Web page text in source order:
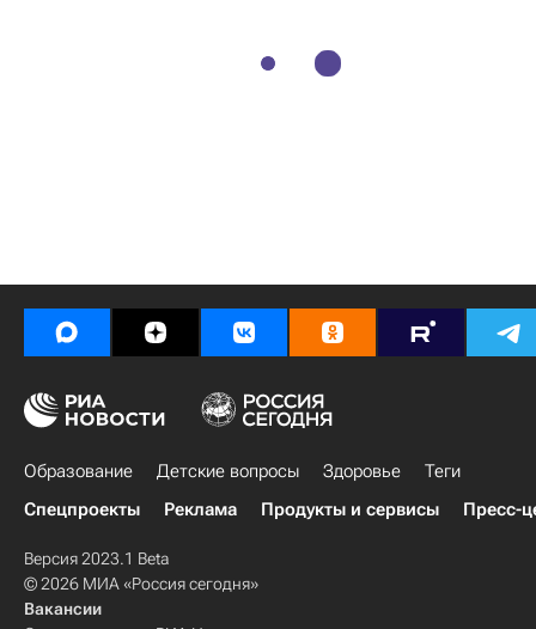
Образование Детские вопросы Здоровье
Теги
Спецпроекты
Реклама Продукты и сервисы Пресс-
Версия 2023.1 Beta
© 2026 МИА «Россия сегодня»
Вакансии